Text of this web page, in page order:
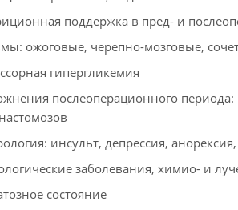
поддержка в пред- и
ожоговые, черепно-мозговые,
гипергликемия
послеоперационного периода:
инсульт, депрессия,
заболевания, химио- и
состояние